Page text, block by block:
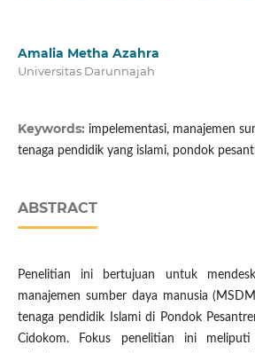
Amalia Metha Azahra
Universitas Darunnajah
Keywords: impelementasi, manajemen
tenaga pendidik yang islami, pondok
ABSTRACT
Penelitian ini bertujuan untuk
manajemen sumber daya manusia
tenaga pendidik Islami di Pondok
Cidokom. Fokus penelitian ini meliputi